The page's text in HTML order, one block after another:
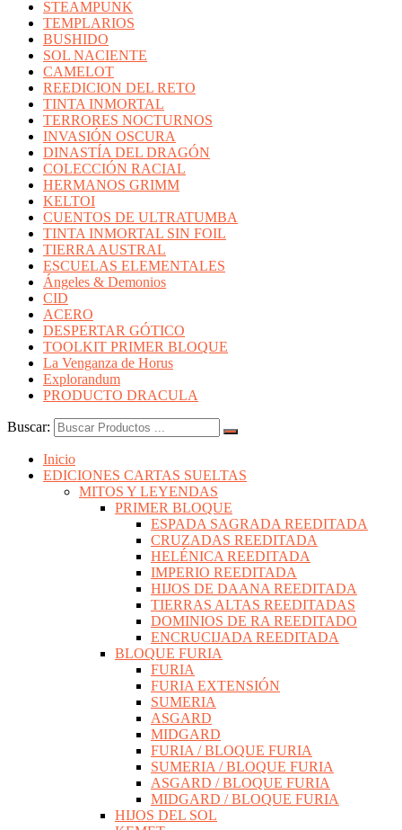
STEAMPUNK
TEMPLARIOS
BUSHIDO
SOL NACIENTE
CAMELOT
REEDICION DEL RETO
TINTA INMORTAL
TERRORES NOCTURNOS
INVASIÓN OSCURA
DINASTÍA DEL DRAGÓN
COLECCIÓN RACIAL
HERMANOS GRIMM
KELTOI
CUENTOS DE ULTRATUMBA
TINTA INMORTAL SIN FOIL
TIERRA AUSTRAL
ESCUELAS ELEMENTALES
Ángeles & Demonios
CID
ACERO
DESPERTAR GÓTICO
TOOLKIT PRIMER BLOQUE
La Venganza de Horus
Explorandum
PRODUCTO DRACULA
Buscar:
Inicio
EDICIONES CARTAS SUELTAS
MITOS Y LEYENDAS
PRIMER BLOQUE
ESPADA SAGRADA REEDITADA
CRUZADAS REEDITADA
HELÉNICA REEDITADA
IMPERIO REEDITADA
HIJOS DE DAANA REEDITADA
TIERRAS ALTAS REEDITADAS
DOMINIOS DE RA REEDITADO
ENCRUCIJADA REEDITADA
BLOQUE FURIA
FURIA
FURIA EXTENSIÓN
SUMERIA
ASGARD
MIDGARD
FURIA / BLOQUE FURIA
SUMERIA / BLOQUE FURIA
ASGARD / BLOQUE FURIA
MIDGARD / BLOQUE FURIA
HIJOS DEL SOL